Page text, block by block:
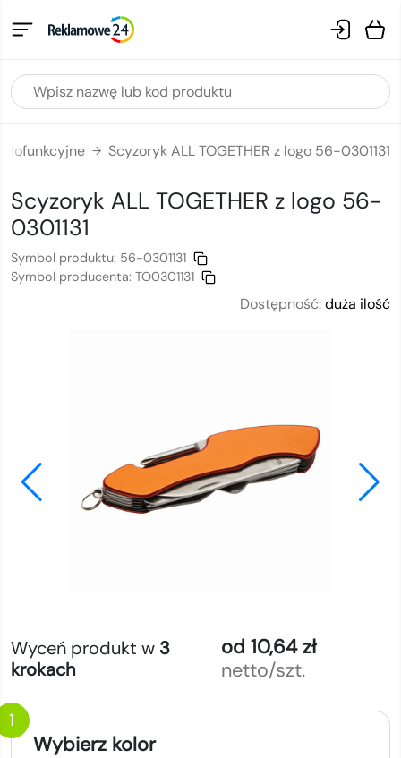
→ Scyzoryk ALL TOGETHER z logo 56-0301131
Scyzoryk ALL TOGETHER z logo 56-
0301131
Symbol produktu: 56-0301131
Symbol producenta: TO0301131
Dostępność:duża ilość
Wyceń produkt w 3
krokach
od 10,64 zł
netto/szt.
1
Wybierz kolor